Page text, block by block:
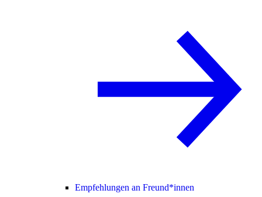
Empfehlungen an Freund*innen